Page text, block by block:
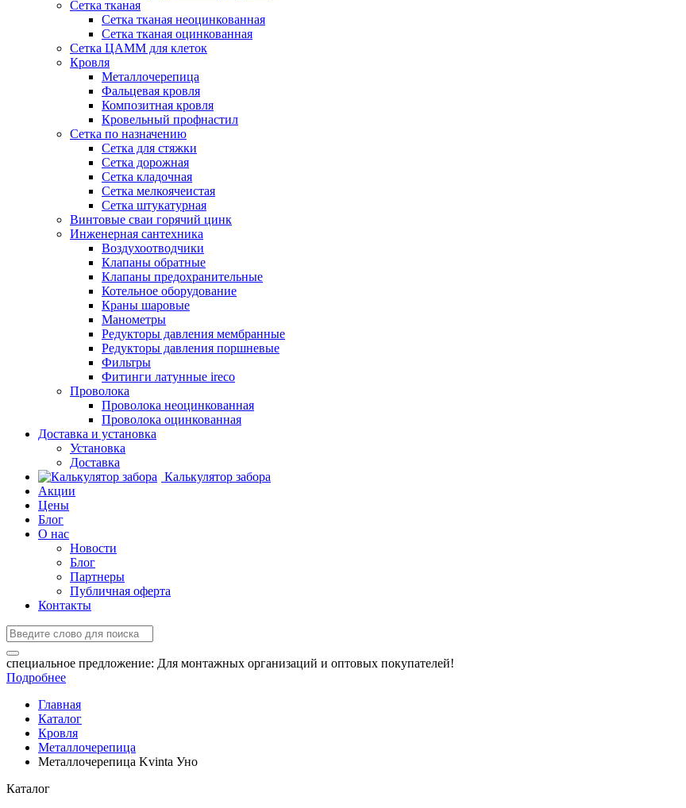
Сетка тканая
Сетка тканая неоцинкованная
Сетка тканая оцинкованная
Сетка ЦАММ для клеток
Кровля
Металлочерепица
Фальцевая кровля
Композитная кровля
Кровельный профнастил
Сетка по назначению
Сетка для стяжки
Сетка дорожная
Сетка кладочная
Сетка мелкоячеистая
Сетка штукатурная
Винтовые сваи горячий цинк
Инженерная сантехника
Воздухоотводчики
Клапаны обратные
Клапаны предохранительные
Котельное оборудование
Краны шаровые
Манометры
Редукторы давления мембранные
Редукторы давления поршневые
Фильтры
Фитинги латунные ireco
Проволока
Проволока неоцинкованная
Проволока оцинкованная
Доставка и установка
Установка
Доставка
Калькулятор забора
Акции
Цены
Блог
О нас
Новости
Блог
Партнеры
Публичная оферта
Контакты
специальное предложение: Для монтажных организаций и оптовых покупателей!
Подробнее
Главная
Каталог
Кровля
Металлочерепица
Металлочерепица Kvinta Уно
Каталог